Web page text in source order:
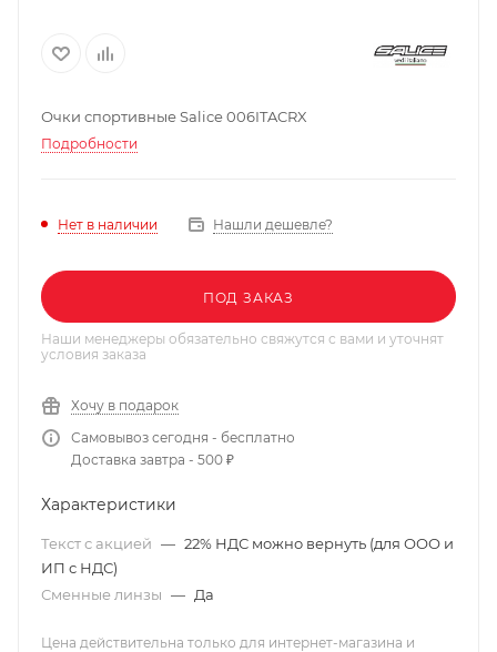
Очки спортивные Salice 006ITACRX
Подробности
Нет в наличии Нашли дешевле?
ПОД ЗАКАЗ
Наши менеджеры обязательно свяжутся с вами и уточнят
условия заказа
Хочу в подарок
Самовывоз сегодня - бесплатно
Доставка завтра - 500 ₽
Характеристики
Текст с акцией — 22% НДС можно вернуть (для ООО и
ИП с НДС)
Сменные линзы — Да
Цена действительна только для интернет-магазина и